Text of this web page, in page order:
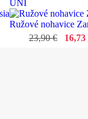
UNI
Ružové nohavice
23,90 €
16,73